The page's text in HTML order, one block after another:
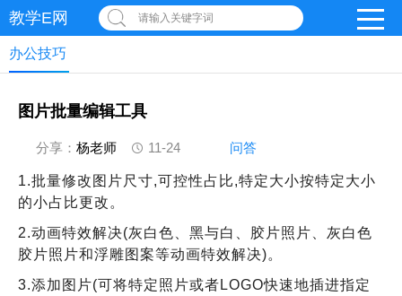
教学E网 请输入关键字词
办公技巧
图片批量编辑工具
分享： 杨老师 11-24 问答
1.批量修改图片尺寸,可控性占比,特定大小按特定大小
的小占比更改。
2.动画特效解决(灰白色、黑与白、胶片照片、灰白色
胶片照片和浮雕图案等动画特效解决)。
3.添加图片(可将特定照片或者LOGO快速地插进指定